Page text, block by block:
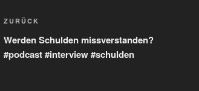
Beitragsnavigation
Vorheriger
Beitrag
ZURÜCK
Werden Schulden missverstanden?
#podcast #interview #schulden